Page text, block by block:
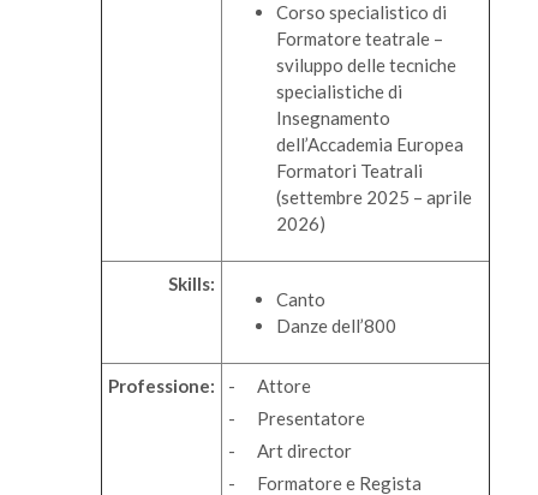
Corso specialistico di
Formatore teatrale –
sviluppo delle tecniche
specialistiche di
Insegnamento
dell’Accademia Europea
Formatori Teatrali
(settembre 2025 – aprile
2026)
Skills:
Canto
Danze dell’800
Professione:
- Attore
- Presentatore
- Art director
- Formatore e Regista